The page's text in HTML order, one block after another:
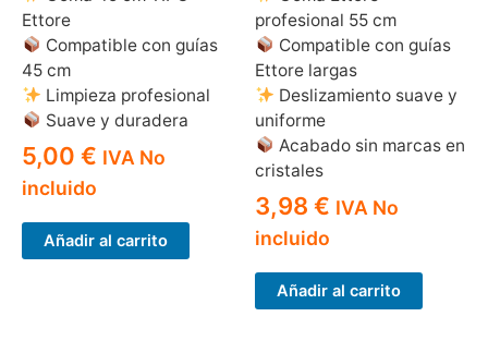
Ettore
Compatible con guías
45 cm
Limpieza profesional
Suave y duradera
5,00 € IVA No
incluido
Añadir al carrito
profesional 55 cm
Compatible con guías
Ettore largas
Deslizamiento suave y
uniforme
Acabado sin marcas en
cristales
3,98 € IVA No
incluido
Añadir al carrito